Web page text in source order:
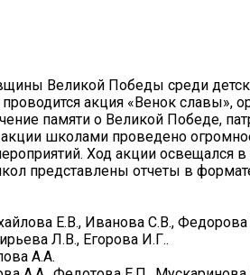
Великой Победы среди
акция «Венок славы»,
памяти о Великой Победе,
школами проведено
Ход акции освещался
представлены отчеты в
Е.В., Иванова С.В.,
Л.В., Егорова И.Г..
А.А.